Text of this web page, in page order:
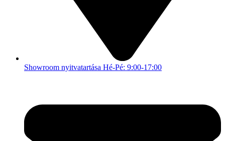
Showroom nyitvatartása Hé-Pé: 9:00-17:00